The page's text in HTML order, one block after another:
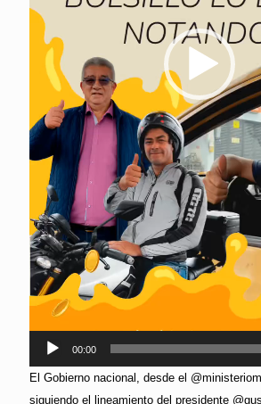
00:00
El Gobierno nacional, desde el
siguiendo el lineamiento del presidente